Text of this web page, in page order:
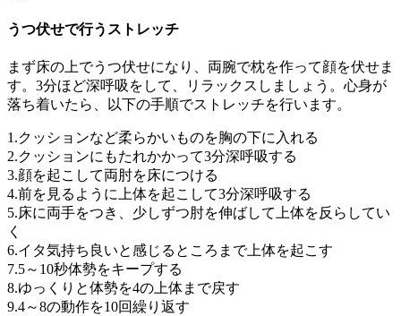
うつ伏せで行うストレッチ
まず床の上でうつ伏せになり、両腕で枕を作って顔を伏せま
す。3分ほど深呼吸をして、リラックスしましょう。心身が
落ち着いたら、以下の手順でストレッチを行います。
1.クッションなど柔らかいものを胸の下に入れる
2.クッションにもたれかかって3分深呼吸する
3.顔を起こして両肘を床につける
4.前を見るように上体を起こして3分深呼吸する
5.床に両手をつき、少しずつ肘を伸ばして上体を反らしてい
く
6.イタ気持ち良いと感じるところまで上体を起こす
7.5～10秒体勢をキープする
8.ゆっくりと体勢を4の上体まで戻す
9.4～8の動作を10回繰り返す